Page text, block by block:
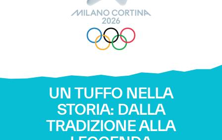
UN TUFFO NELLA
STORIA: DALLA
TRADIZIONE ALLA